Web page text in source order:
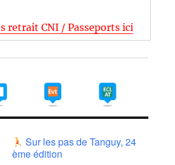
retrait CNI / Passeports ici
Sur les pas de Tanguy, 24
ème édition